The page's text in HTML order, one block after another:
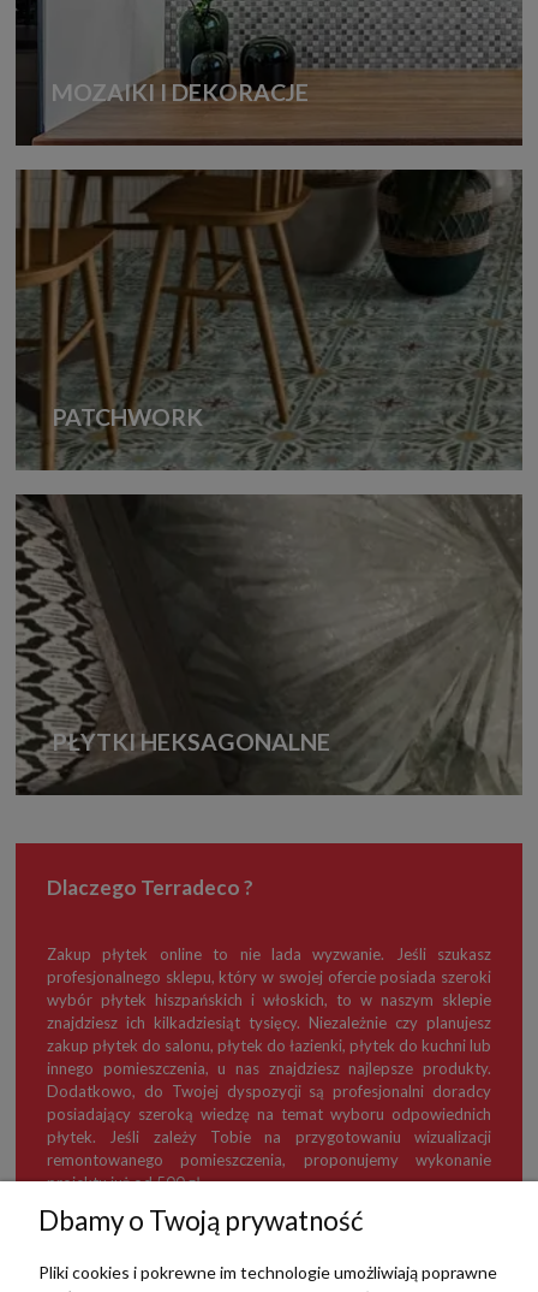
MOZAIKI I DEKORACJE
PATCHWORK
PŁYTKI HEKSAGONALNE
Dlaczego Terradeco ?
Zakup płytek online to nie lada wyzwanie. Jeśli szukasz
profesjonalnego sklepu, który w swojej ofercie posiada szeroki
wybór płytek hiszpańskich i włoskich, to w naszym sklepie
znajdziesz ich kilkadziesiąt tysięcy. Niezależnie czy planujesz
zakup płytek do salonu, płytek do łazienki, płytek do kuchni lub
innego pomieszczenia, u nas znajdziesz najlepsze produkty.
Dodatkowo, do Twojej dyspozycji są profesjonalni doradcy
posiadający szeroką wiedzę na temat wyboru odpowiednich
płytek. Jeśli zależy Tobie na przygotowaniu wizualizacji
remontowanego pomieszczenia, proponujemy wykonanie
projektu już od 500 zł.
Dbamy o Twoją prywatność
Pliki cookies i pokrewne im technologie umożliwiają poprawne